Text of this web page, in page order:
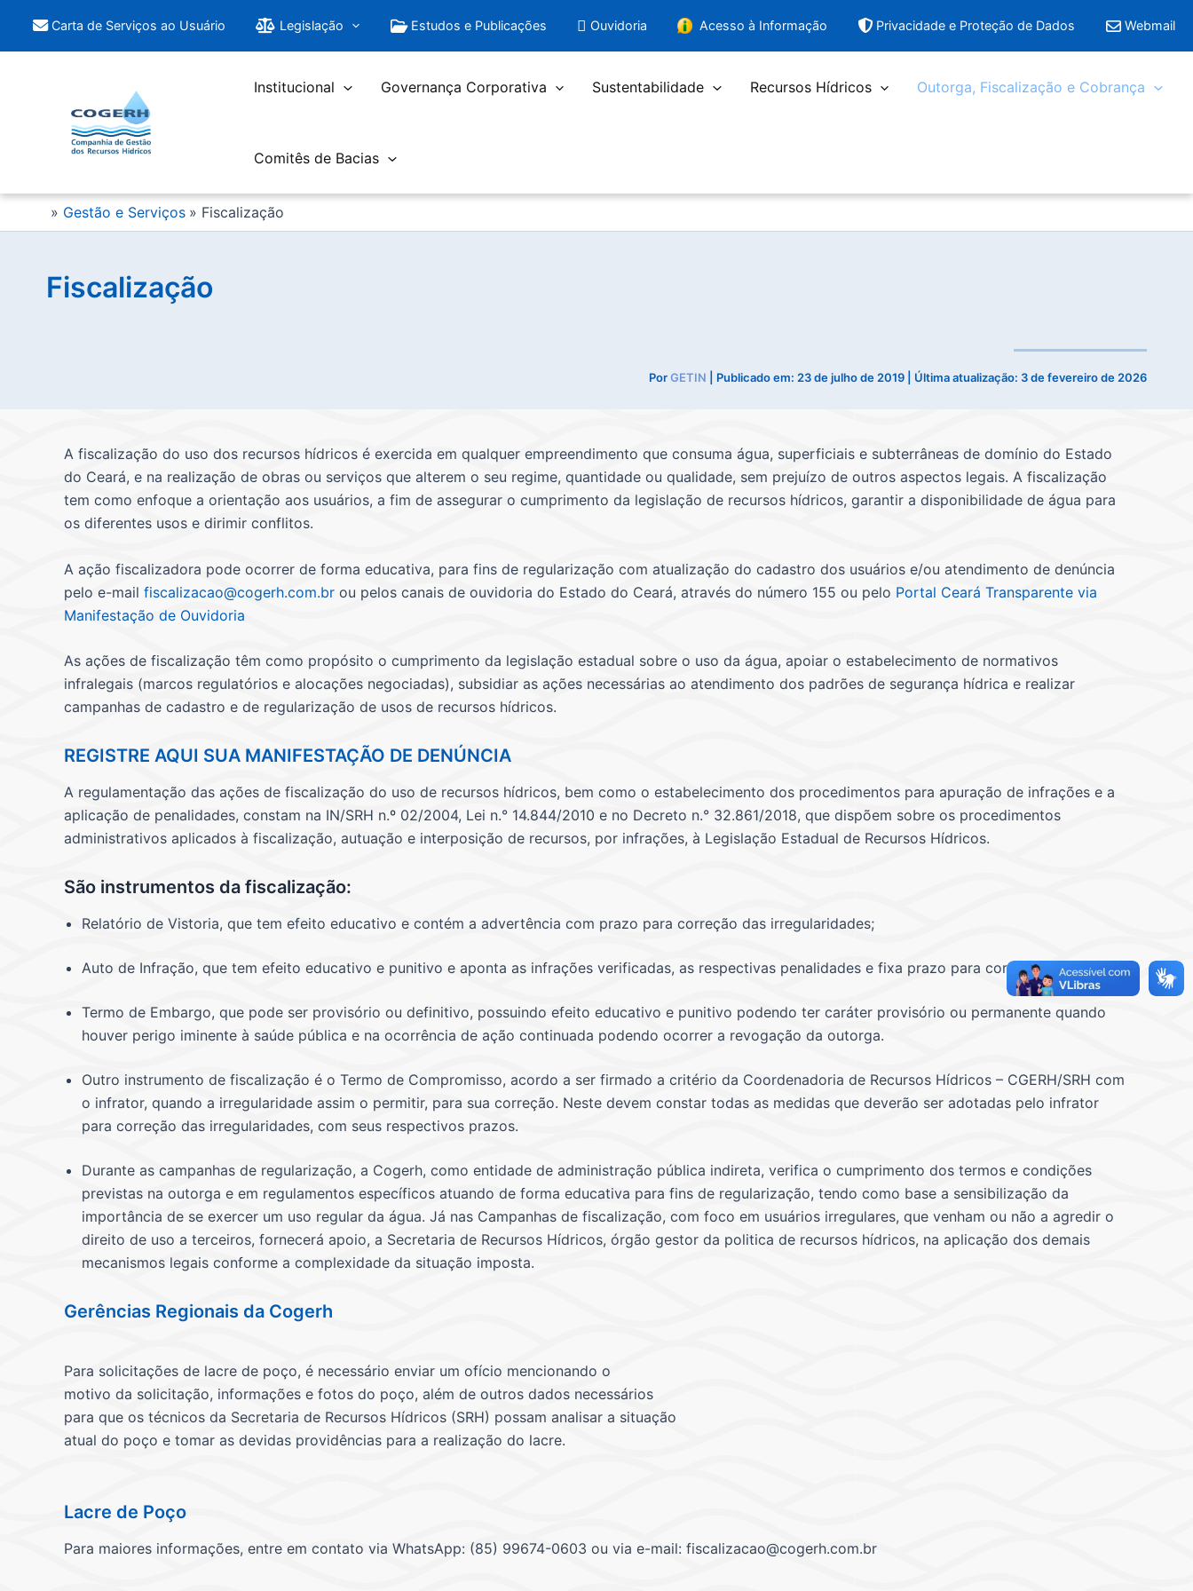
o
Carta de Serviços ao Usuário Legislação Estudos e Publicações Ouvidoria Acesso à Informação Privacidade e Proteção de Dados Webmail
Institucional Governança Corporativa Sustentabilidade Recursos Hídricos Outorga, Fiscalização e Cobrança
Comitês de Bacias
Gestão e Serviços Fiscalização
Fiscalização
PorGETIN | Publicado em: 23 de julho de 2019 | Última atualização: 3 de fevereiro de 2026
A fiscalização do uso dos recursos hídricos é exercida em qualquer empreendimento que consuma água, superficiais e subterrâneas de domínio do Estado
do Ceará, e na realização de obras ou serviços que alterem o seu regime, quantidade ou qualidade, sem prejuízo de outros aspectos legais. A fiscalização
tem como enfoque a orientação aos usuários, a fim de assegurar o cumprimento da legislação de recursos hídricos, garantir a disponibilidade de água para
os diferentes usos e dirimir conflitos.
A ação fiscalizadora pode ocorrer de forma educativa, para fins de regularização com atualização do cadastro dos usuários e/ou atendimento de denúncia
pelo e-mail fiscalizacao@cogerh.com.br ou pelos canais de ouvidoria do Estado do Ceará, através do número 155 ou pelo Portal Ceará Transparente via
Manifestação de Ouvidoria
As ações de fiscalização têm como propósito o cumprimento da legislação estadual sobre o uso da água, apoiar o estabelecimento de normativos
infralegais (marcos regulatórios e alocações negociadas), subsidiar as ações necessárias ao atendimento dos padrões de segurança hídrica e realizar
campanhas de cadastro e de regularização de usos de recursos hídricos.
REGISTRE AQUI SUA MANIFESTAÇÃO DE DENÚNCIA
A regulamentação das ações de fiscalização do uso de recursos hídricos, bem como o estabelecimento dos procedimentos para apuração de infrações e a
aplicação de penalidades, constam na IN/SRH n.º 02/2004, Lei n.° 14.844/2010 e no Decreto n.° 32.861/2018, que dispõem sobre os procedimentos
administrativos aplicados à fiscalização, autuação e interposição de recursos, por infrações, à Legislação Estadual de Recursos Hídricos.
São instrumentos da fiscalização:
Relatório de Vistoria, que tem efeito educativo e contém a advertência com prazo para correção das irregularidades;
Auto de Infração, que tem efeito educativo e punitivo e aponta as infrações verificadas, as respectivas penalidades e fixa prazo para correções;
Termo de Embargo, que pode ser provisório ou definitivo, possuindo efeito educativo e punitivo podendo ter caráter provisório ou permanente quando
houver perigo iminente à saúde pública e na ocorrência de ação continuada podendo ocorrer a revogação da outorga.
Outro instrumento de fiscalização é o Termo de Compromisso, acordo a ser firmado a critério da Coordenadoria de Recursos Hídricos – CGERH/SRH com
o infrator, quando a irregularidade assim o permitir, para sua correção. Neste devem constar todas as medidas que deverão ser adotadas pelo infrator
para correção das irregularidades, com seus respectivos prazos.
Durante as campanhas de regularização, a Cogerh, como entidade de administração pública indireta, verifica o cumprimento dos termos e condições
previstas na outorga e em regulamentos específicos atuando de forma educativa para fins de regularização, tendo como base a sensibilização da
importância de se exercer um uso regular da água. Já nas Campanhas de fiscalização, com foco em usuários irregulares, que venham ou não a agredir o
direito de uso a terceiros, fornecerá apoio, a Secretaria de Recursos Hídricos, órgão gestor da politica de recursos hídricos, na aplicação dos demais
mecanismos legais conforme a complexidade da situação imposta.
Gerências Regionais da Cogerh
Para solicitações de lacre de poço, é necessário enviar um ofício mencionando o
motivo da solicitação, informações e fotos do poço, além de outros dados necessários
para que os técnicos da Secretaria de Recursos Hídricos (SRH) possam analisar a situação
atual do poço e tomar as devidas providências para a realização do lacre.
Lacre de Poço
Para maiores informações, entre em contato via WhatsApp: (85) 99674-0603 ou via e-mail: fiscalizacao@cogerh.com.br